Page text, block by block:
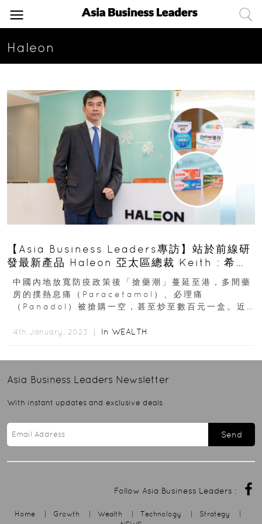
Haleon
【Asia Business Leaders專訪】站於前線研
發最新產品 Haleon 亞太區總裁 Keith : 希望
能助大眾活得健康
中國內地放寬防疫政策後「搶藥潮」蔓延至港，多間藥
房的撲熱息痛（Paracetamol）、必理痛
（Panadol）被搶購一空，甚至炒至數百元一盒。近
4th January, 2023 ｜ In WEALTH
Asia Business Leaders Newsletter
With instant updates and exclusive deals
Send
Follow Asia Business Leaders :
Home | Growth | Wealth | Technology | Strategy
|